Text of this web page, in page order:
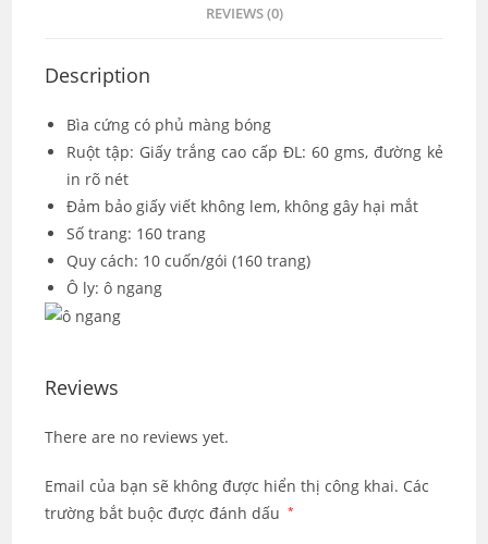
REVIEWS (0)
Description
Bìa cứng có phủ màng bóng
Ruột tập: Giấy trắng cao cấp ĐL: 60 gms, đường kẻ
in rõ nét
Đảm bảo giấy viết không lem, không gây hại mắt
Số trang: 160 trang
Quy cách: 10 cuốn/gói (160 trang)
Ô ly: ô ngang
Reviews
There are no reviews yet.
Email của bạn sẽ không được hiển thị công khai. Các
trường bắt buộc được đánh dấu *